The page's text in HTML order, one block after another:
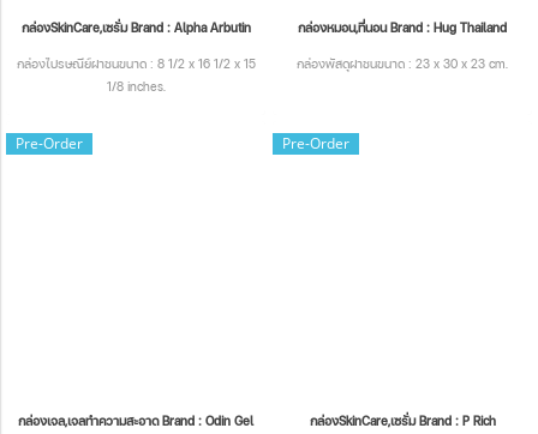
กล่องSkinCare,เซรั่ม Brand : Alpha Arbutin
กล่องไปรษณีย์ฝาชนขนาด : 8 1/2 x 16 1/2 x 15
1/8 inches.
กล่องหมอน,ที่นอน Brand : Hug Thailand
กล่องพัสดุฝาชนขนาด : 23 x 30 x 23 cm.
Pre-Order
กล่องเจล,เจลทำความสะอาด Brand : Odin Gel
Pre-Order
กล่องSkinCare,เซรั่ม Brand : P Rich